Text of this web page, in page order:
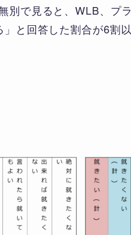
別で見ると、WLB、プラ
と回答した割合が6割以